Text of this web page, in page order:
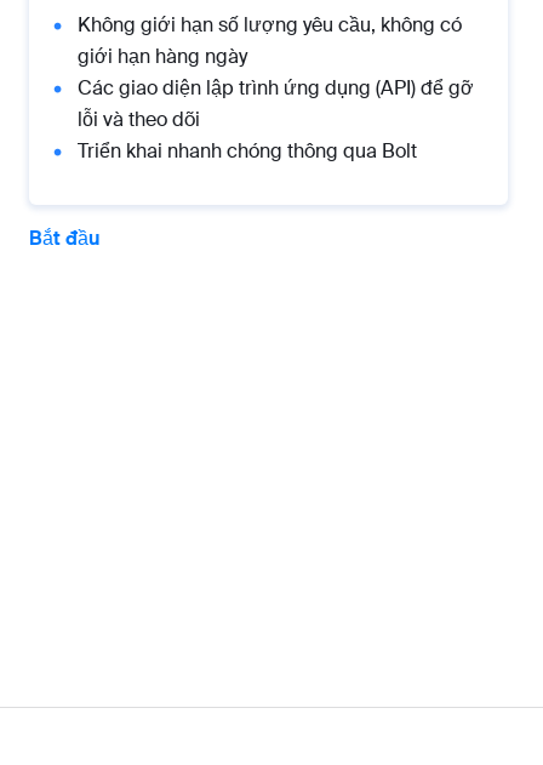
Không giới hạn số lượng yêu cầu, không có
giới hạn hàng ngày
Các giao diện lập trình ứng dụng (API) để gỡ
lỗi và theo dõi
Triển khai nhanh chóng thông qua Bolt
Bắt đầu